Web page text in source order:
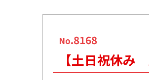
No.8168
【土日祝休